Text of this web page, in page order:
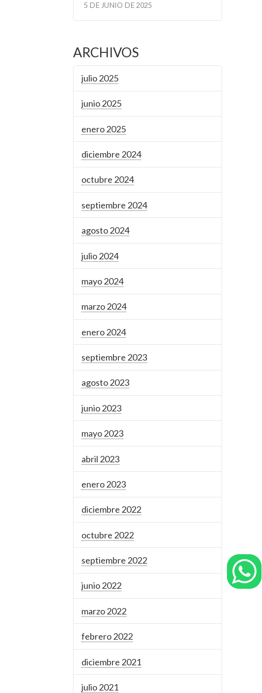
5 DE JUNIO DE 2025
ARCHIVOS
julio 2025
junio 2025
enero 2025
diciembre 2024
octubre 2024
septiembre 2024
agosto 2024
julio 2024
mayo 2024
marzo 2024
enero 2024
septiembre 2023
agosto 2023
junio 2023
mayo 2023
abril 2023
enero 2023
diciembre 2022
octubre 2022
septiembre 2022
junio 2022
marzo 2022
febrero 2022
diciembre 2021
julio 2021